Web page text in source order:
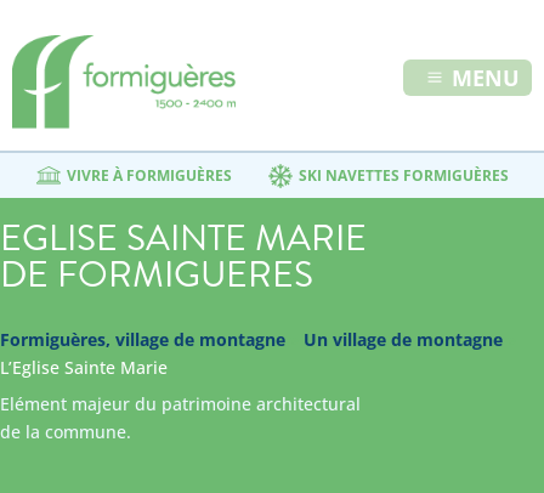
MENU
VIVRE À FORMIGUÈRES SKI NAVETTES FORMIGUÈRES
EGLISE SAINTE MARIE
DE FORMIGUERES
Formiguères, village de montagne Un village de montagne
L’Eglise Sainte Marie
Elément majeur du patrimoine architectural
de la commune.